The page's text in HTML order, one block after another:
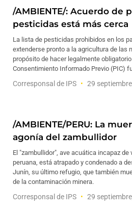
/AMBIENTE/: Acuerdo de
pesticidas está más cerca
La lista de pesticidas prohibidos en los
extenderse pronto a la agricultura de las
propósito de hacer legalmente
Consentimiento Informado Previo (PIC)
Corresponsal de IPS 29
/AMBIENTE/PERU: La
agonía del zambullidor
El "zambullidor", ave acuática incapaz de
peruana, está atrapado y condenado a
Junín, su último refugio, que también
de la contaminación minera.
Corresponsal de IPS 29